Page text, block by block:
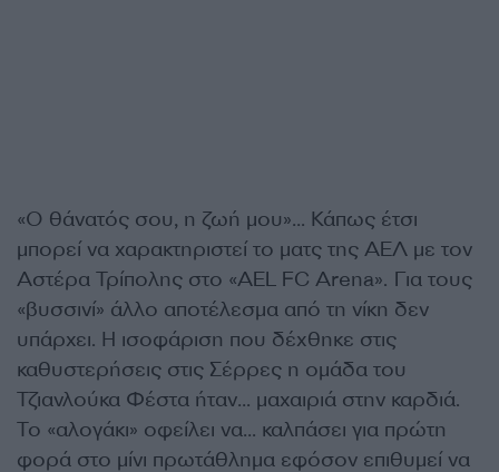
«Ο θάνατός σου, η ζωή μου»… Κάπως έτσι
μπορεί να χαρακτηριστεί το ματς της ΑΕΛ με τον
Αστέρα Τρίπολης στο «AEL FC Arena». Για τους
«βυσσινί» άλλο αποτέλεσμα από τη νίκη δεν
υπάρχει. Η ισοφάριση που δέχθηκε στις
καθυστερήσεις στις Σέρρες η ομάδα του
Τζιανλούκα Φέστα ήταν… μαχαιριά στην καρδιά.
Το «αλογάκι» οφείλει να… καλπάσει για πρώτη
φορά στο μίνι πρωτάθλημα εφόσον επιθυμεί να